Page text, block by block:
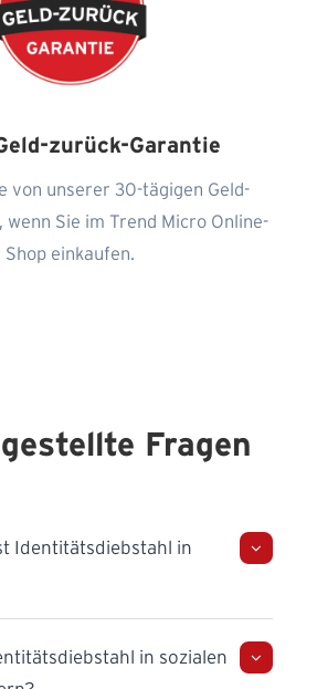
zurück-Garantie
von unserer 30-tägigen Geld-
wenn Sie im Trend Micro Online-
Shop einkaufen.
Fragen
Identitätsdiebstahl in
in sozialen